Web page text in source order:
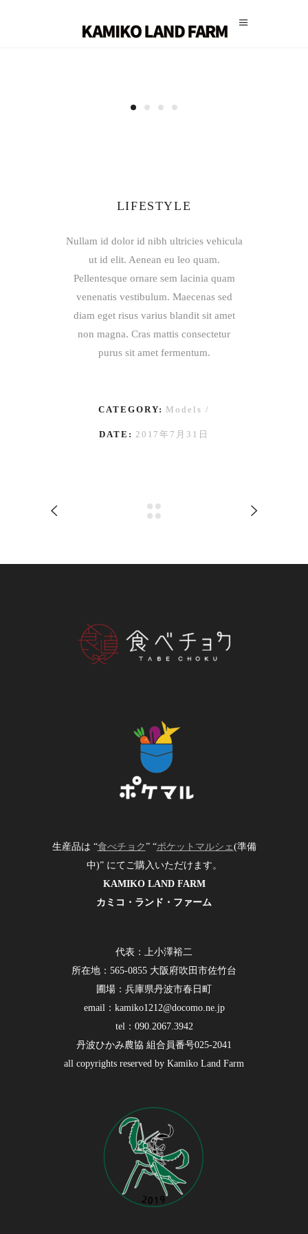
LIFESTYLE
Nullam id dolor id nibh ultricies vehicula
ut id elit. Aenean eu leo quam.
Pellentesque ornare sem lacinia quam
venenatis vestibulum. Maecenas sed
diam eget risus varius blandit sit amet
non magna. Cras mattis consectetur
purus sit amet fermentum.
CATEGORY: Models
DATE: 2017年7月31日
生産品は “食べチョク” “ポケットマルシェ(準備
中)” にてご購入いただけます。
KAMIKO LAND FARM
カミコ・ランド・ファーム
代表：上小澤裕二
所在地：565-0855 大阪府吹田市佐竹台
圃場：兵庫県丹波市春日町
email：kamiko1212@docomo.ne.jp
tel：090.2067.3942
丹波ひかみ農協 組合員番号025-2041
all copyrights reserved by Kamiko Land Farm